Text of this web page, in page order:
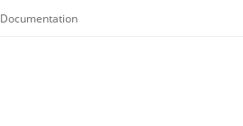
Documentation